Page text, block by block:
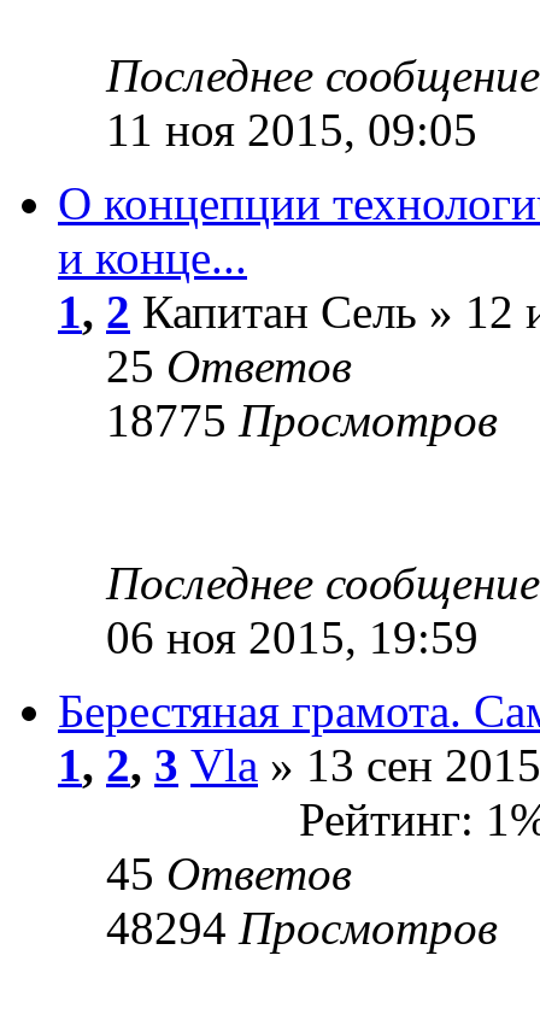
Последнее
11 ноя 2015, 09:05
О концепции
и конце...
1, 2 Капитан Сель » 12
25 Ответов
18775 Просмотров
Последнее
06 ноя 2015, 19:59
Берестяная грамота.
1, 2, 3 Vla » 13 сен
Рейтинг:
45 Ответов
48294 Просмотров